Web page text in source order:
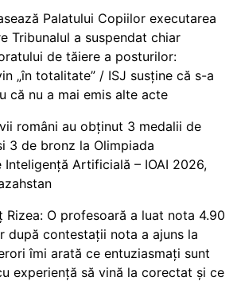
Palatului Copiilor executarea
Tribunalul a suspendat chiar
de tăiere a posturilor:
„în totalitate” / ISJ susține că s-a
că nu a mai emis alte acte
români au obținut 3 medalii de
3 de bronz la Olimpiada
Inteligență Artificială – IOAI 2026,
Rizea: O profesoară a luat nota 4.90
după contestații nota a ajuns la
îmi arată ce entuziasmați sunt
experiență să vină la corectat și ce